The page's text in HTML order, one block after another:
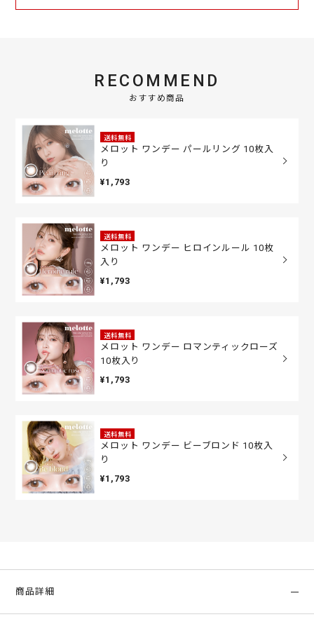
RECOMMEND
おすすめ商品
送料無料
メロット ワンデー パールリング 10枚入
り
¥1,793
送料無料
メロット ワンデー ヒロインルール 10枚
入り
¥1,793
送料無料
メロット ワンデー ロマンティックローズ
10枚入り
¥1,793
送料無料
メロット ワンデー ビーブロンド 10枚入
り
¥1,793
商品詳細